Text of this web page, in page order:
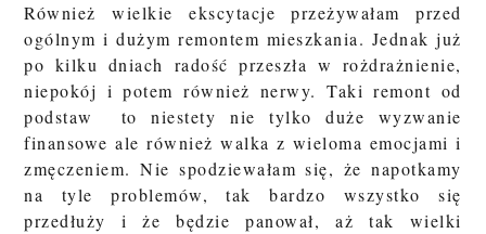
Również wielkie ekscytacje przeżywałam przed
ogólnym i dużym remontem mieszkania. Jednak już
po kilku dniach radość przeszła w rożdrażnienie,
niepokój i potem również nerwy. Taki remont od
podstaw to niestety nie tylko duże wyzwanie
finansowe ale również walka z wieloma emocjami i
zmęczeniem. Nie spodziewałam się, że napotkamy
na tyle problemów, tak bardzo wszystko się
przedłuży i że będzie panował, aż tak wielki